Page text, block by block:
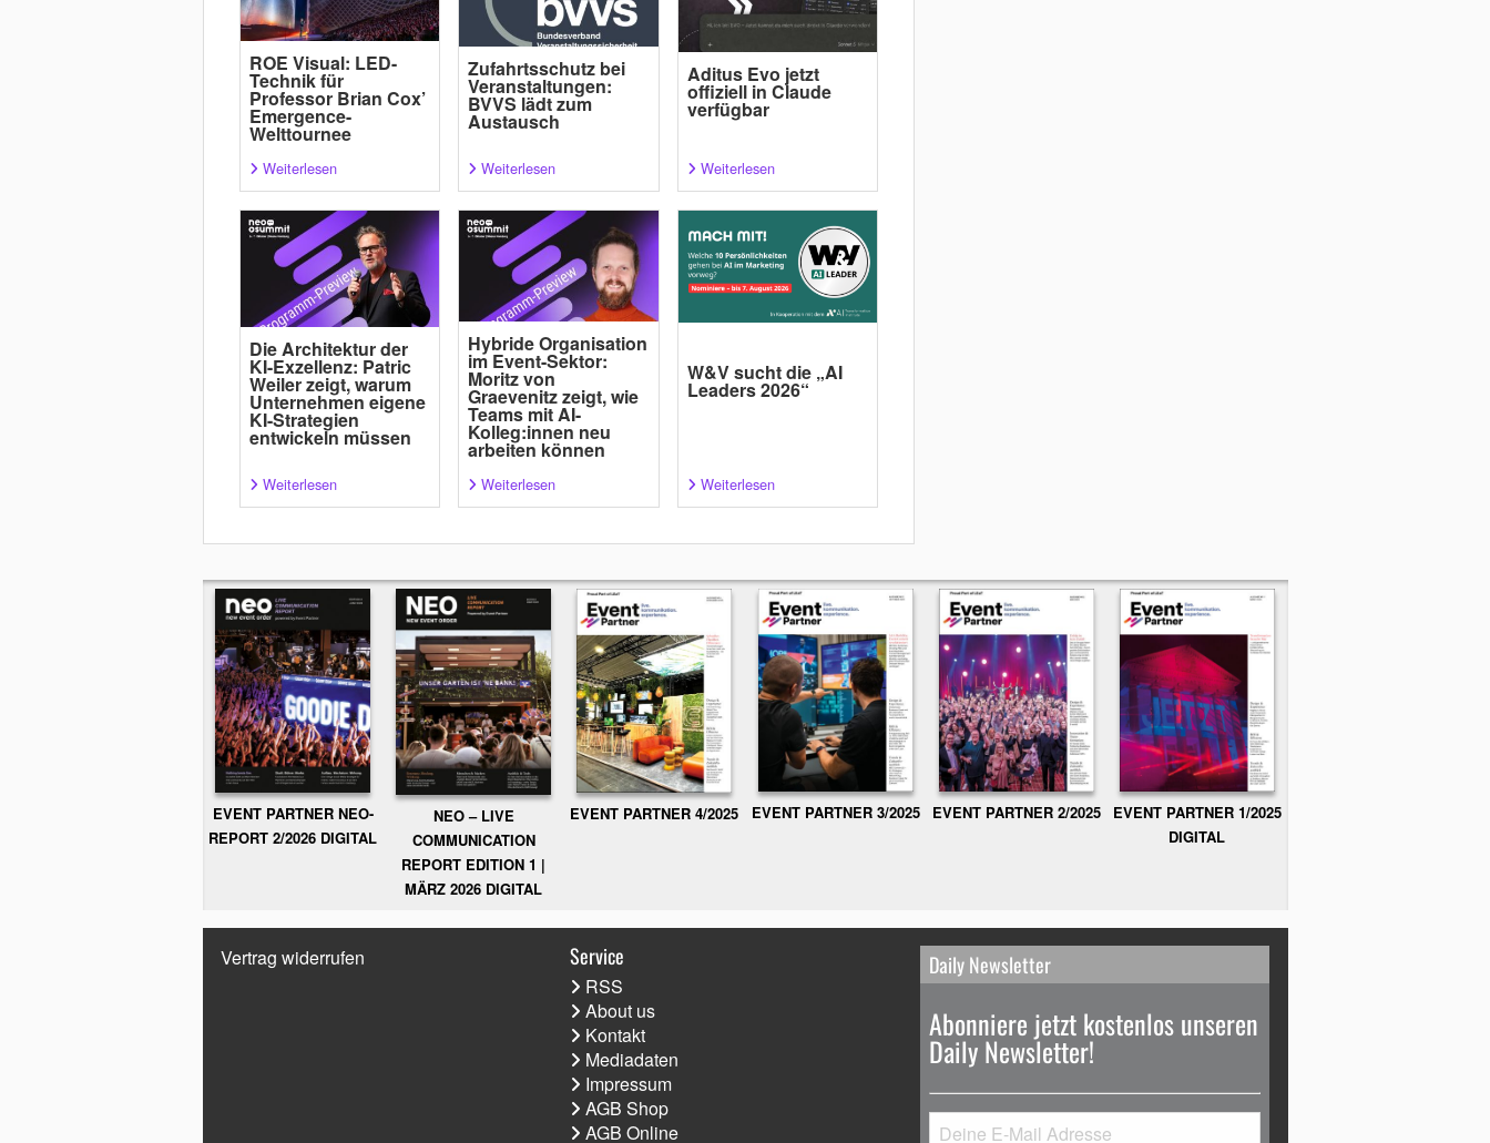
ROE Visual: LED-
Technik für
Professor Brian Cox’
Emergence-
Welttournee
Weiterlesen
Zufahrtsschutz bei
Veranstaltungen:
BVVS lädt zum
Austausch
Weiterlesen
Aditus Evo jetzt
offiziell in Claude
verfügbar
Weiterlesen
Die Architektur der
KI-Exzellenz: Patric
Weiler zeigt, warum
Unternehmen eigene
KI-Strategien
entwickeln müssen
Weiterlesen
Hybride Organisation
im Event-Sektor:
Moritz von
Graevenitz zeigt, wie
Teams mit AI-
Kolleg:innen neu
arbeiten können
Weiterlesen
W&V sucht die „AI
Leaders 2026“
Weiterlesen
EVENT PARTNER NEO-
REPORT 2/2026 DIGITAL
NEO – LIVE
COMMUNICATION
REPORT EDITION 1 |
MÄRZ 2026 DIGITAL
EVENT PARTNER 4/2025 EVENT PARTNER 3/2025 EVENT PARTNER 2/2025
EVENT PARTNER 1/2025
DIGITAL
Vertrag widerrufen Service
RSS
About us
Kontakt
Mediadaten
Impressum
AGB Shop
AGB Online
Daily Newsletter
Abonniere jetzt kostenlos unseren
Daily Newsletter!